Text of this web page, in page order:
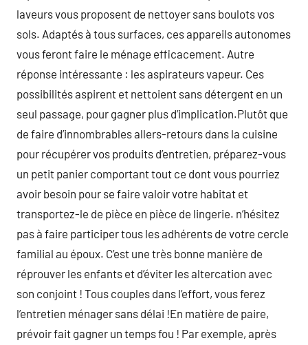
laveurs vous proposent de nettoyer sans boulots vos
sols. Adaptés à tous surfaces, ces appareils autonomes
vous feront faire le ménage efficacement. Autre
réponse intéressante : les aspirateurs vapeur. Ces
possibilités aspirent et nettoient sans détergent en un
seul passage, pour gagner plus d’implication.Plutôt que
de faire d’innombrables allers-retours dans la cuisine
pour récupérer vos produits d’entretien, préparez-vous
un petit panier comportant tout ce dont vous pourriez
avoir besoin pour se faire valoir votre habitat et
transportez-le de pièce en pièce de lingerie. n’hésitez
pas à faire participer tous les adhérents de votre cercle
familial au époux. C’est une très bonne manière de
réprouver les enfants et d’éviter les altercation avec
son conjoint ! Tous couples dans l’effort, vous ferez
l’entretien ménager sans délai !En matière de paire,
prévoir fait gagner un temps fou ! Par exemple, après